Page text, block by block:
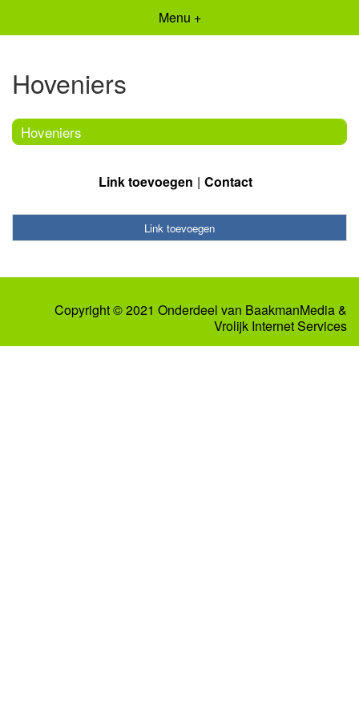
Menu +
Hoveniers
Hoveniers
Link toevoegen Contact
Link toevoegen
Copyright © 2021 Onderdeel van BaakmanMedia&
Vrolijk Internet Services